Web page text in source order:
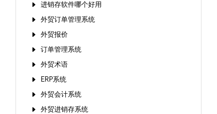
进销存软件哪个好用
外贸订单管理系统
外贸报价
订单管理系统
外贸术语
ERP系统
外贸会计系统
外贸进销存系统